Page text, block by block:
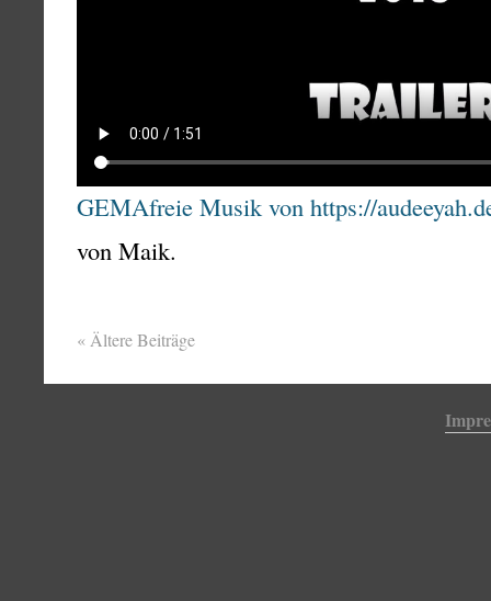
GEMAfreie Musik von https://
von Maik.
«Ältere Beiträge